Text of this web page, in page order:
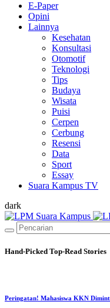
E-Paper
Opini
Lainnya
Kesehatan
Konsultasi
Otomotif
Teknologi
Tips
Budaya
Wisata
Puisi
Cerpen
Cerbung
Resensi
Data
Sport
Essay
Suara Kampus TV
dark
Hand-Picked Top-Read Stories
Peringatan! Mahasiswa KKN